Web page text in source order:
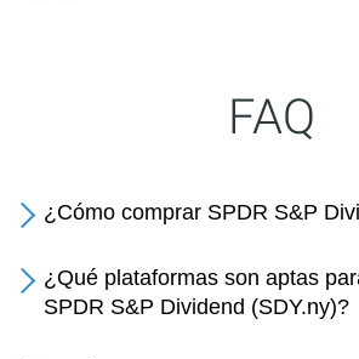
FAQ
¿Cómo comprar SPDR S&P
¿Qué plataformas son aptas
SPDR S&P Dividend (SDY.ny)?